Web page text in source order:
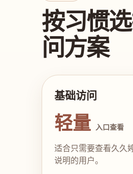
按习惯
问方案
基础访问
轻量 入口查看
适合只需要查看久久
说明的用户。